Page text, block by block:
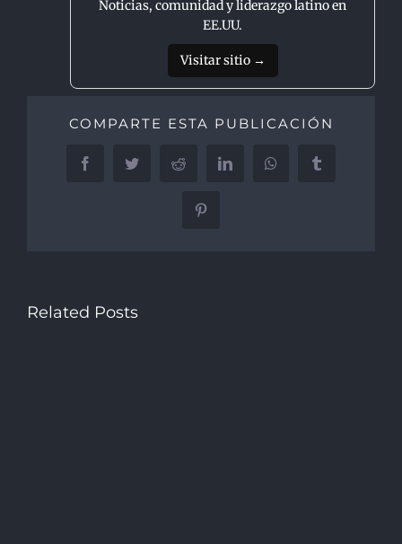
Noticias, comunidad y liderazgo latino en
EE.UU.
Visitar sitio →
COMPARTE ESTA PUBLICACIÓN
FacebookTwitter Reddit LinkedInWhatsAppTumblr
Pinterest
Related Posts